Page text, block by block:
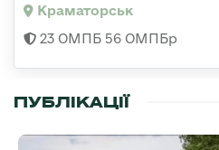
Краматорськ
23 ОМПБ 56 ОМПБр
ПУБЛІКАЦІЇ